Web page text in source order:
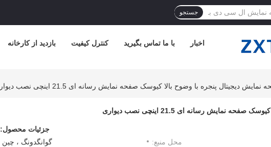
جستجو
بازدید از کارخانه کنترل کیفیت با ما تماس بگیرید اخبار
نمایش دیجیتال پنجره با وضوح بالا کیوسک صفحه نمایش رسانه ای 21.5 اینچی نصب دیواری
نمایش رسانه ای 21.5 اینچی نصب دیواری
جزئیات محصول:
محل منبع:
گوانگدونگ ، چین